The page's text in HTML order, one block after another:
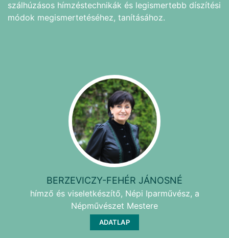
szálhúzásos hímzéstechnikák és legismertebb díszítési
módok megismertetéséhez, tanításához.
BERZEVICZY-FEHÉR JÁNOSNÉ
hímző és viseletkészítő, Népi Iparművész, a
Népművészet Mestere
ADATLAP